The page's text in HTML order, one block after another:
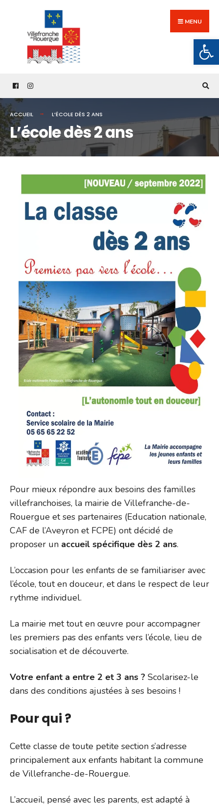
content
MENU
ACCUEIL L’ÉCOLE DÈS 2 ANS
L’école dès 2 ans
Pour mieux répondre aux besoins des familles
villefranchoises, la mairie de Villefranche-de-
Rouergue et ses partenaires (Education nationale,
CAF de l’Aveyron et FCPE) ont décidé de
proposer un accueil spécifique dès 2 ans.
L’occasion pour les enfants de se familiariser avec
l’école, tout en douceur, et dans le respect de leur
rythme individuel.
La mairie met tout en œuvre pour accompagner
les premiers pas des enfants vers l’école, lieu de
socialisation et de découverte.
Votre enfant a entre 2 et 3 ans ? Scolarisez-le
dans des conditions ajustées à ses besoins !
Pour qui ?
Cette classe de toute petite section s’adresse
principalement aux enfants habitant la commune
de Villefranche-de-Rouergue.
L’accueil, pensé avec les parents, est adapté à